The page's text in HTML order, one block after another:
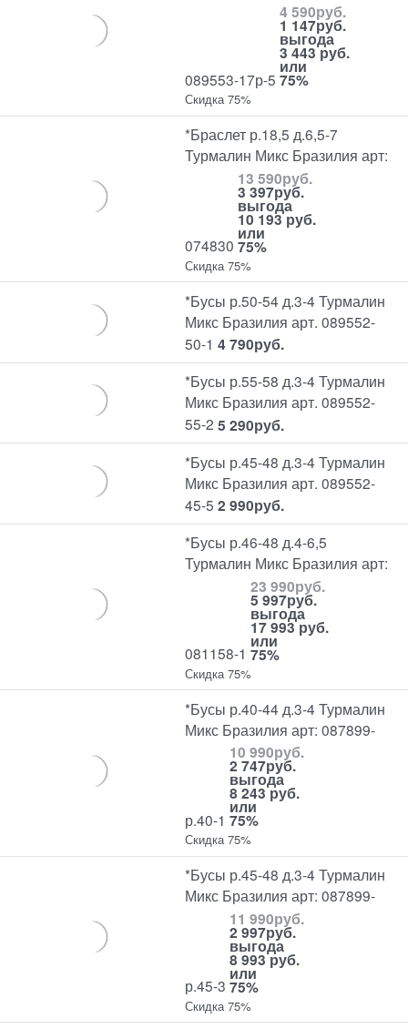
089553-17р-5
4 590руб.
1 147руб.
выгода
3 443 руб.
или
75%
Скидка 75%
*Браслет р.18,5 д.6,5-7
Турмалин Микс Бразилия арт:
074830
13 590руб.
3 397руб.
выгода
10 193 руб.
или
75%
Скидка 75%
*Бусы р.50-54 д.3-4 Турмалин
Микс Бразилия арт. 089552-
50-1 4 790руб.
*Бусы р.55-58 д.3-4 Турмалин
Микс Бразилия арт. 089552-
55-2 5 290руб.
*Бусы р.45-48 д.3-4 Турмалин
Микс Бразилия арт. 089552-
45-5 2 990руб.
*Бусы р.46-48 д.4-6,5
Турмалин Микс Бразилия арт:
081158-1
23 990руб.
5 997руб.
выгода
17 993 руб.
или
75%
Скидка 75%
*Бусы р.40-44 д.3-4 Турмалин
Микс Бразилия арт: 087899-
р.40-1
10 990руб.
2 747руб.
выгода
8 243 руб.
или
75%
Скидка 75%
*Бусы р.45-48 д.3-4 Турмалин
Микс Бразилия арт: 087899-
р.45-3
11 990руб.
2 997руб.
выгода
8 993 руб.
или
75%
Скидка 75%